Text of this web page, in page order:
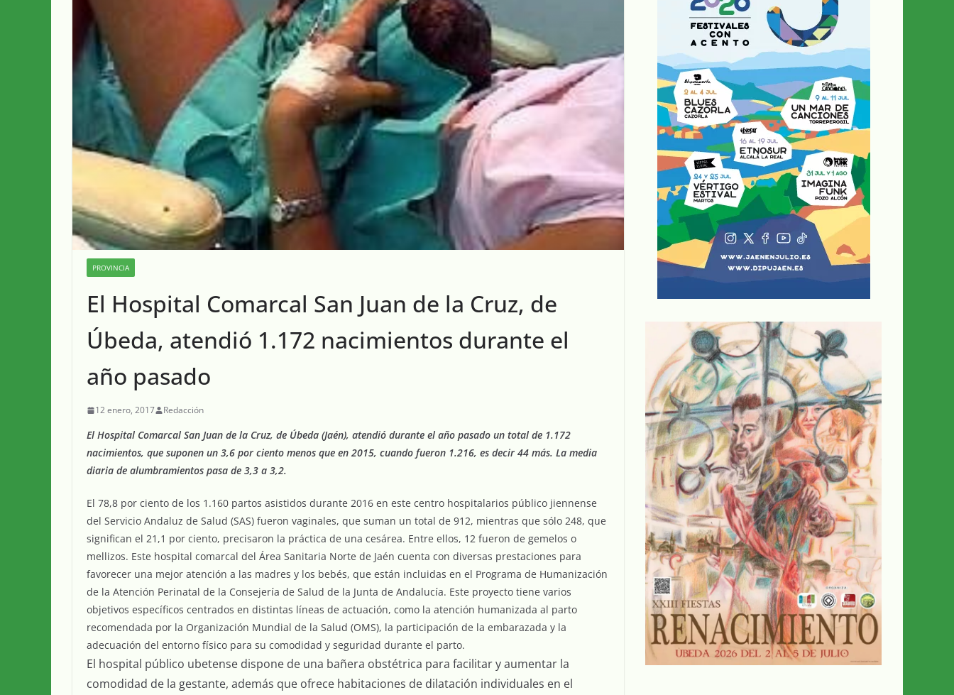
PROVINCIA
El Hospital Comarcal San Juan de la Cruz, de
Úbeda, atendió 1.172 nacimientos durante el
año pasado
12 enero, 2017 Redacción
El Hospital Comarcal San Juan de la Cruz, de Úbeda (Jaén), atendió durante el año pasado un total de 1.172
nacimientos, que suponen un 3,6 por ciento menos que en 2015, cuando fueron 1.216, es decir 44 más. La media
diaria de alumbramientos pasa de 3,3 a 3,2.
El 78,8 por ciento de los 1.160 partos asistidos durante 2016 en este centro hospitalarios público jiennense
del Servicio Andaluz de Salud (SAS) fueron vaginales, que suman un total de 912, mientras que sólo 248, que
significan el 21,1 por ciento, precisaron la práctica de una cesárea. Entre ellos, 12 fueron de gemelos o
mellizos. Este hospital comarcal del Área Sanitaria Norte de Jaén cuenta con diversas prestaciones para
favorecer una mejor atención a las madres y los bebés, que están incluidas en el Programa de Humanización
de la Atención Perinatal de la Consejería de Salud de la Junta de Andalucía. Este proyecto tiene varios
objetivos específicos centrados en distintas líneas de actuación, como la atención humanizada al parto
recomendada por la Organización Mundial de la Salud (OMS), la participación de la embarazada y la
adecuación del entorno físico para su comodidad y seguridad durante el parto.
El hospital público ubetense dispone de una bañera obstétrica para facilitar y aumentar la
comodidad de la gestante, además que ofrece habitaciones de dilatación individuales en el